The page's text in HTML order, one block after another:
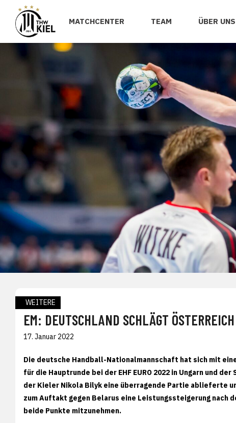
MATCHCENTER TEAM ÜBER UNS
WEITERE
EM: DEUTSCHLAND SCHLÄGT ÖSTERREICH
17. Januar 2022
Die deutsche Handball-Nationalmannschaft hat sich mit
für die Hauptrunde bei der EHF EURO 2022 in Ungarn und
der Kieler Nikola Bilyk eine überragende Partie ablieferte
zum Auftakt gegen Belarus eine Leistungssteigerung nach
beide Punkte mitzunehmen.